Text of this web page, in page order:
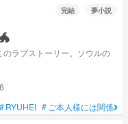
完結 夢小説
ラブストーリー。ソウルの
#RYUHEI # ご本人様には関係❌